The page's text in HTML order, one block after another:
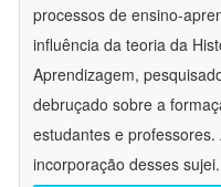
processos de ensino-
influência da teoria da
Aprendizagem,
debruçado sobre a
estudantes e
incorporação desses sujei